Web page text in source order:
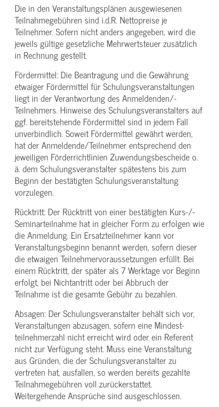
Die in den Veranstaltungsplänen ausgewiesenen
Teilnahmegebühren sind i.d.R. Nettopreise je
Teilnehmer. Sofern nicht anders angegeben, wird die
jeweils gültige gesetzliche Mehrwertsteuer zusätzlich
in Rechnung gestellt.
Fördermittel: Die Beantragung und die Gewährung
etwaiger Fördermittel für Schulungs­veranstaltungen
liegt in der Verantwortung des Anmeldenden/­
Teilnehmers. Hinweise des Schulungs­veranstalters auf
ggf. bereitstehende Fördermittel sind in jedem Fall
unverbindlich. Soweit Fördermittel gewährt werden,
hat der Anmeldende/­Teilnehmer entsprechend den
jeweiligen Förderrichtlinien Zuwendungs­bescheide o.
ä. dem Schulungs­veranstalter spätestens bis zum
Beginn der bestätigten Schulungs­veranstaltung
vorzulegen.
Rücktritt: Der Rücktritt von einer bestätigten Kurs-/­
Seminarteilnahme hat in gleicher Form zu erfolgen wie
die Anmeldung. Ein Ersatzteilnehmer kann vor
Veranstaltungs­beginn benannt werden, sofern dieser
die etwaigen Teilnehmer­voraussetzungen erfüllt. Bei
einem Rücktritt, der später als 7 Werktage vor Beginn
erfolgt, bei Nichtantritt oder bei Abbruch der
Teilnahme ist die gesamte Gebühr zu bezahlen.
Absagen: Der Schulungs­veranstalter behält sich vor,
Veranstaltungen abzusagen, sofern eine Mindest­
teilnehmerzahl nicht erreicht wird oder ein Referent
nicht zur Verfügung steht. Muss eine Veranstaltung
aus Gründen, die der Schulungs­veranstalter zu
vertreten hat, ausfallen, so werden bereits gezahlte
Teilnahme­gebühren voll zurückerstattet.
Weitergehende Ansprüche sind ausgeschlossen.